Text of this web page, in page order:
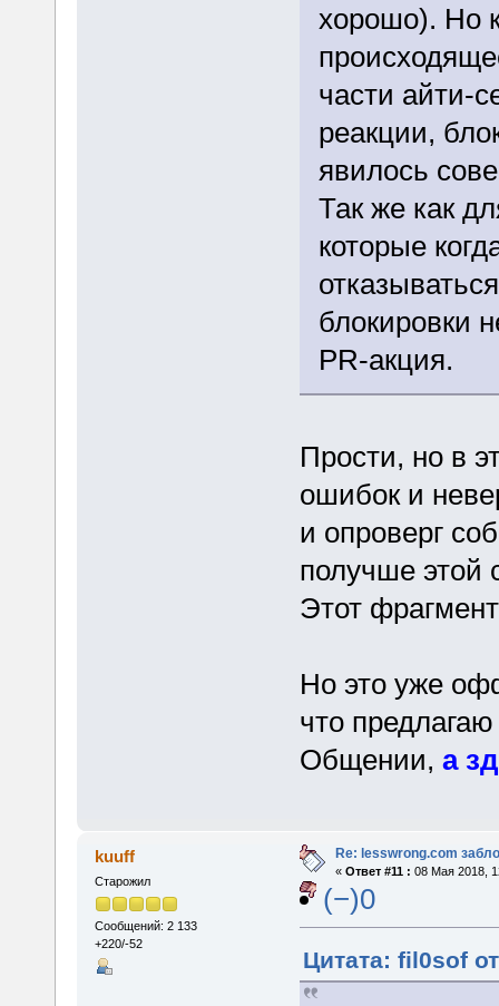
хорошо). Но
части айти-
реакции,
явилось
Так же как
которые
блокировки
PR-акция.
Прости, но в
ошибок и
и опроверг
получше этой
Этот
Но это уже
что
Общении, а
kuuff
Старожил
Сообщений: 2 133
+220/-52
Re: lesswrong.com
« Ответ #11 : 08 Мая 2018,
(−)0
Цитата: fil0sof